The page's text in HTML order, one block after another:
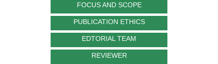
FOCUS AND SCOPE
PUBLICATION ETHICS
EDTORIAL TEAM
REVIEWER